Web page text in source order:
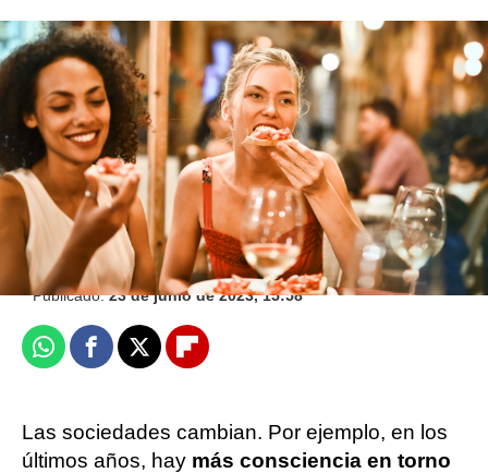
Cómo conseguir los huevos revueltos
perfectos
NovaMás
Barcelona
Publicado:23 de junio de 2023, 15:58
WhatsappFacebook
X Flipboard
Las sociedades cambian. Por ejemplo, en los
últimos años, hay más consciencia en torno